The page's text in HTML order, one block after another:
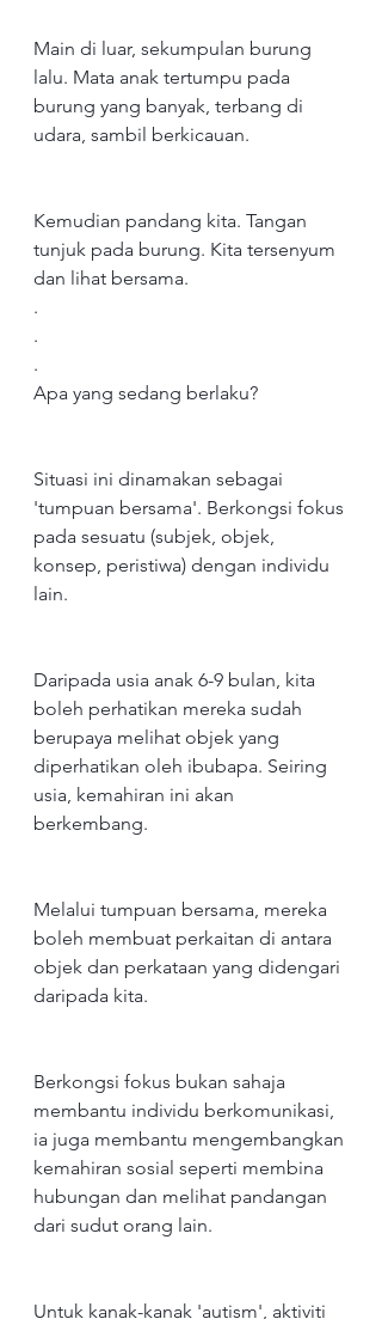
Main di luar, sekumpulan burung
lalu. Mata anak tertumpu pada
burung yang banyak, terbang di
udara, sambil berkicauan.
Kemudian pandang kita. Tangan
tunjuk pada burung. Kita tersenyum
dan lihat bersama.
.
.
.
Apa yang sedang berlaku?
Situasi ini dinamakan sebagai
'tumpuan bersama'. Berkongsi fokus
pada sesuatu (subjek, objek,
konsep, peristiwa) dengan individu
lain.
Daripada usia anak 6-9 bulan, kita
boleh perhatikan mereka sudah
berupaya melihat objek yang
diperhatikan oleh ibubapa. Seiring
usia, kemahiran ini akan
berkembang.
Melalui tumpuan bersama, mereka
boleh membuat perkaitan di antara
objek dan perkataan yang didengari
daripada kita.
Berkongsi fokus bukan sahaja
membantu individu berkomunikasi,
ia juga membantu mengembangkan
kemahiran sosial seperti membina
hubungan dan melihat pandangan
dari sudut orang lain.
Untuk kanak-kanak 'autism', aktiviti